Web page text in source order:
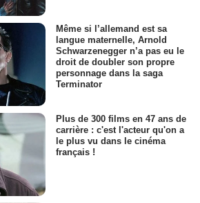
Même si l’allemand est sa
langue maternelle, Arnold
Schwarzenegger n’a pas eu le
droit de doubler son propre
personnage dans la saga
Terminator
Plus de 300 films en 47 ans de
carrière : c'est l'acteur qu'on a
le plus vu dans le cinéma
français !